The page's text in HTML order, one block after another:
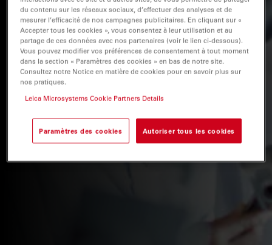
du contenu sur les réseaux sociaux, d’effectuer des analyses et de
mesurer l’efficacité de nos campagnes publicitaires. En cliquant sur «
Accepter tous les cookies », vous consentez à leur utilisation et au
partage de ces données avec nos partenaires (voir le lien ci-dessous).
Vous pouvez modifier vos préférences de consentement à tout moment
dans la section « Paramètres des cookies » en bas de notre site.
Consultez notre Notice en matière de cookies pour en savoir plus sur
nos pratiques.
Leica Microsystems Cookie Partners Details
Paramètres des cookies Autoriser tous les cookies